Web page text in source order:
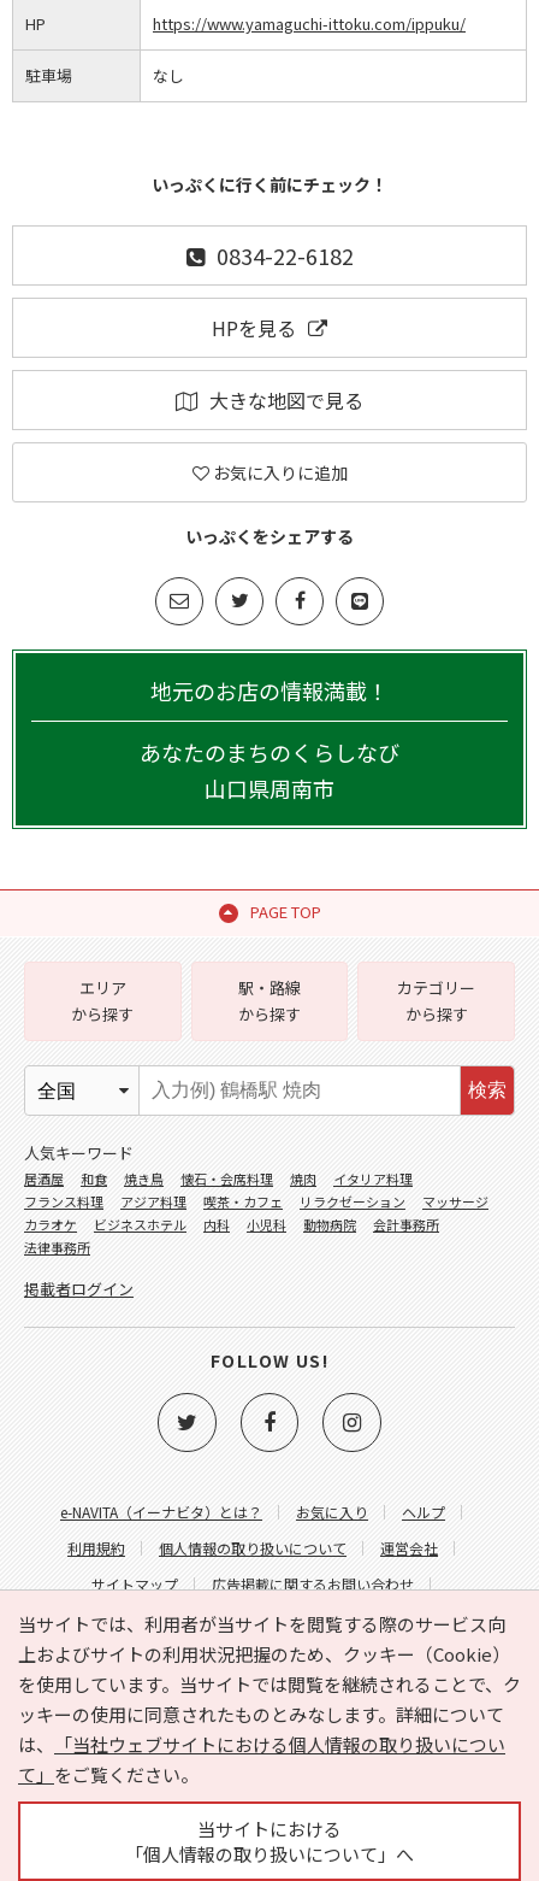
HP https://www.yamaguchi-ittoku.com/ippuku/
駐車場 なし
いっぷくに行く前にチェック！
0834-22-6182
HPを見る
大きな地図で見る
お気に入りに追加
いっぷくをシェアする
地元のお店の情報満載！
あなたのまちのくらしなび
山口県周南市
PAGE TOP
当サイトでは、利用者が当サイトを閲覧する際のサービス向
上およびサイトの利用状況把握のため、クッキー（Cookie）
を使用しています。当サイトでは閲覧を継続されることで、ク
ッキーの使用に同意されたものとみなします。詳細について
は、
「当社ウェブサイトにおける個人情報の取り扱いについ
て」 をご覧ください。
当サイトにおける
「個人情報の取り扱いについて」へ
e-NAVITA（イーナビタ）とは？ お気に入り
ヘルプ
利用規約
個人情報の取り扱いについて
運営会社
サイトマップ
広告掲載に関するお問い合わせ
サイトの内容に関するお問い合わせ
エリア
から探す
駅・路線
から探す
カテゴリー
から探す
検索
人気キーワード
居酒屋 和食 焼き鳥 懐石・会席料理 焼肉
イタリア料理
フランス料理
アジア料理 喫茶・カフェ リラクゼーション
マッサージ
カラオケ
ビジネスホテル 内科 小児科 動物病院
会計事務所
法律事務所
掲載者ログイン
FOLLOW US!
Copyright © HYOJITO.Co.,Ltd. All Rights Reserved.